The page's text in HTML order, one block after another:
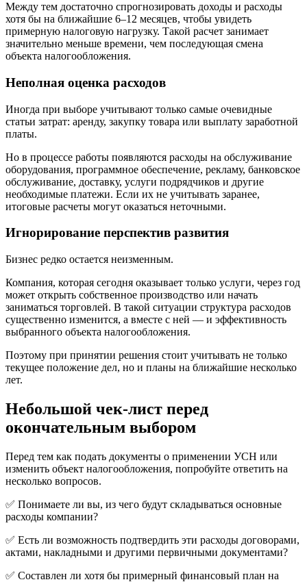
Между тем достаточно спрогнозировать доходы и расходы
хотя бы на ближайшие 6–12 месяцев, чтобы увидеть
примерную налоговую нагрузку. Такой расчет занимает
значительно меньше времени, чем последующая смена
объекта налогообложения.
Неполная оценка расходов
Иногда при выборе учитывают только самые очевидные
статьи затрат: аренду, закупку товара или выплату заработной
платы.
Но в процессе работы появляются расходы на обслуживание
оборудования, программное обеспечение, рекламу, банковское
обслуживание, доставку, услуги подрядчиков и другие
необходимые платежи. Если их не учитывать заранее,
итоговые расчеты могут оказаться неточными.
Игнорирование перспектив развития
Бизнес редко остается неизменным.
Компания, которая сегодня оказывает только услуги, через год
может открыть собственное производство или начать
заниматься торговлей. В такой ситуации структура расходов
существенно изменится, а вместе с ней — и эффективность
выбранного объекта налогообложения.
Поэтому при принятии решения стоит учитывать не только
текущее положение дел, но и планы на ближайшие несколько
лет.
Небольшой чек-лист перед
окончательным выбором
Перед тем как подать документы о применении УСН или
изменить объект налогообложения, попробуйте ответить на
несколько вопросов.
✅ Понимаете ли вы, из чего будут складываться основные
расходы компании?
✅ Есть ли возможность подтвердить эти расходы договорами,
актами, накладными и другими первичными документами?
✅ Составлен ли хотя бы примерный финансовый план на